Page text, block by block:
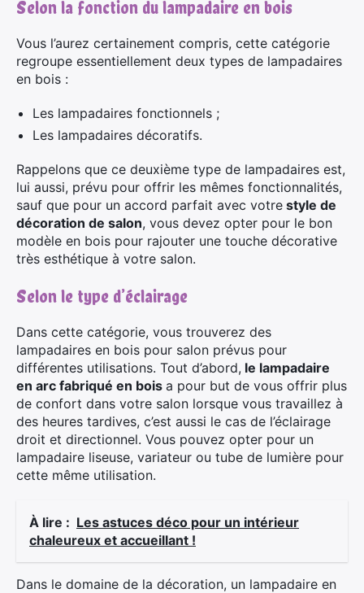
Selon la fonction du lampadaire en bois
Vous l’aurez certainement compris, cette catégorie
regroupe essentiellement deux types de lampadaires
en bois :
Les lampadaires fonctionnels ;
Les lampadaires décoratifs.
Rappelons que ce deuxième type de lampadaires est,
lui aussi, prévu pour offrir les mêmes fonctionnalités,
sauf que pour un accord parfait avec votre style de
décoration de salon, vous devez opter pour le bon
modèle en bois pour rajouter une touche décorative
très esthétique à votre salon.
Selon le type d’éclairage
Dans cette catégorie, vous trouverez des
lampadaires en bois pour salon prévus pour
différentes utilisations. Tout d’abord, le lampadaire
en arc fabriqué en bois a pour but de vous offrir plus
de confort dans votre salon lorsque vous travaillez à
des heures tardives, c’est aussi le cas de l’éclairage
droit et directionnel. Vous pouvez opter pour un
lampadaire liseuse, variateur ou tube de lumière pour
cette même utilisation.
À lire : Les astuces déco pour un intérieur
chaleureux et accueillant !
Dans le domaine de la décoration, un lampadaire en
Rechercher
: